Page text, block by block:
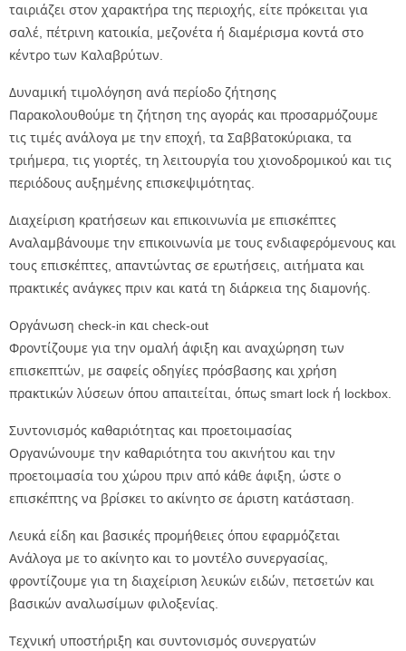
ταιριάζει στον χαρακτήρα της περιοχής, είτε πρόκειται για
σαλέ, πέτρινη κατοικία, μεζονέτα ή διαμέρισμα κοντά στο
κέντρο των Καλαβρύτων.
Δυναμική τιμολόγηση ανά περίοδο ζήτησης
Παρακολουθούμε τη ζήτηση της αγοράς και προσαρμόζουμε
τις τιμές ανάλογα με την εποχή, τα Σαββατοκύριακα, τα
τριήμερα, τις γιορτές, τη λειτουργία του χιονοδρομικού και τις
περιόδους αυξημένης επισκεψιμότητας.
Διαχείριση κρατήσεων και επικοινωνία με επισκέπτες
Αναλαμβάνουμε την επικοινωνία με τους ενδιαφερόμενους και
τους επισκέπτες, απαντώντας σε ερωτήσεις, αιτήματα και
πρακτικές ανάγκες πριν και κατά τη διάρκεια της διαμονής.
Οργάνωση check-in και check-out
Φροντίζουμε για την ομαλή άφιξη και αναχώρηση των
επισκεπτών, με σαφείς οδηγίες πρόσβασης και χρήση
πρακτικών λύσεων όπου απαιτείται, όπως smart lock ή lockbox.
Συντονισμός καθαριότητας και προετοιμασίας
Οργανώνουμε την καθαριότητα του ακινήτου και την
προετοιμασία του χώρου πριν από κάθε άφιξη, ώστε ο
επισκέπτης να βρίσκει το ακίνητο σε άριστη κατάσταση.
Λευκά είδη και βασικές προμήθειες όπου εφαρμόζεται
Ανάλογα με το ακίνητο και το μοντέλο συνεργασίας,
φροντίζουμε για τη διαχείριση λευκών ειδών, πετσετών και
βασικών αναλωσίμων φιλοξενίας.
Τεχνική υποστήριξη και συντονισμός συνεργατών